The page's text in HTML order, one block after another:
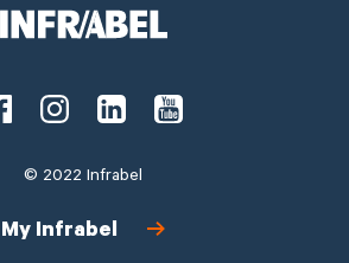
InstagramLinkedIn Youtube
© 2022 Infrabel
My Infrabel